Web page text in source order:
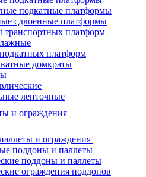
подкатные платформы
сдвоенные платформы
транспортных платформ
платформ
домкраты
ленточные
и ограждения
и ограждения
поддоны и паллеты
поддоны и паллеты
ограждения поддонов